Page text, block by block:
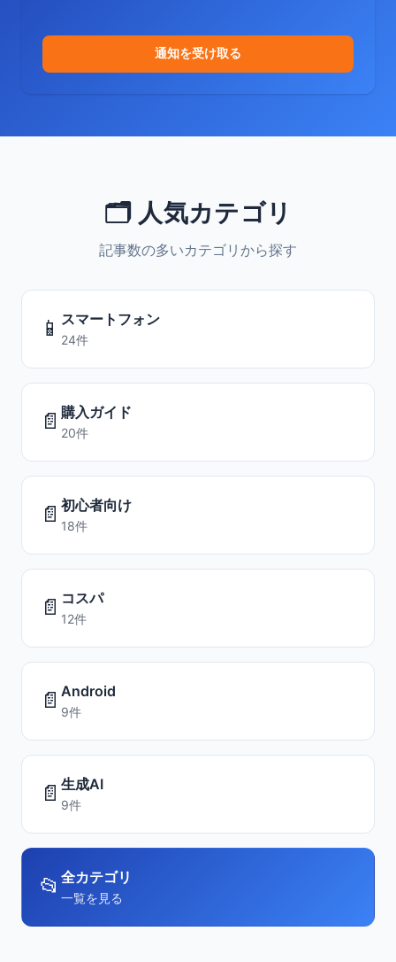
通知を受け取る
🗂️ 人気カテゴリ
記事数の多いカテゴリから探す
📱 スマートフォン
24件
📄 購入ガイド
20件
📄 初心者向け
18件
📄 コスパ
12件
📄 Android
9件
📄 生成AI
9件
📂 全カテゴリ
一覧を見る